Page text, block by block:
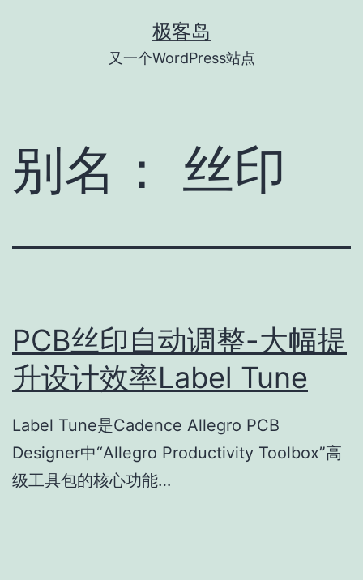
极客岛
又一个WordPress站点
别名： 丝印
PCB丝印自动调整-大幅提
升设计效率Label Tune
Label Tune是Cadence Allegro PCB
Designer中“Allegro Productivity Toolbox”高
级工具包的核心功能…